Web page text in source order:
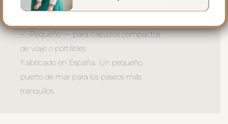
– Gemelar — diseñado para capazos
– -Pequeño — para capazos compactos
de viaje o portátiles
Fabricado en España. Un pequeño
puerto de mar para los paseos más
tranquilos.